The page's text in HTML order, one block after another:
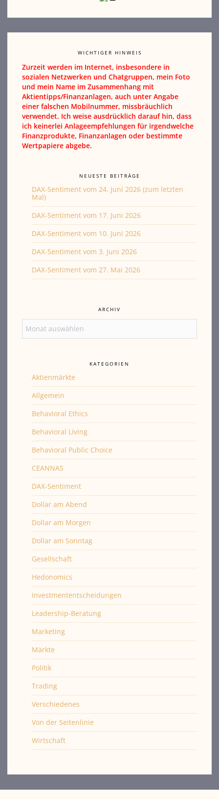
WICHTIGER HINWEIS
Zurzeit werden im Internet, insbesondere in
sozialen Netzwerken und Chatgruppen, mein Foto
und mein Name im Zusammenhang mit
Aktientipps/Finanzanlagen, auch unter Angabe
einer falschen Mobilnummer, missbräuchlich
verwendet. Ich weise ausdrücklich darauf hin, dass
ich keinerlei Anlageempfehlungen für irgendwelche
Finanzprodukte, Finanzanlagen oder bestimmte
Wertpapiere abgebe.
NEUESTE BEITRÄGE
DAX-Sentiment vom 24. Juni 2026 (zum letzten
Mal)
DAX-Sentiment vom 17. Juni 2026
DAX-Sentiment vom 10. Juni 2026
DAX-Sentiment vom 3. Juni 2026
DAX-Sentiment vom 27. Mai 2026
ARCHIV
KATEGORIEN
Aktienmärkte
Allgemein
Behavioral Ethics
Behavioral Living
Behavioral Public Choice
CEANNAS
DAX-Sentiment
Dollar am Abend
Dollar am Morgen
Dollar am Sonntag
Gesellschaft
Hedonomics
Investmententscheidungen
Leadership-Beratung
Marketing
Märkte
Politik
Trading
Verschiedenes
Von der Seitenlinie
Wirtschaft